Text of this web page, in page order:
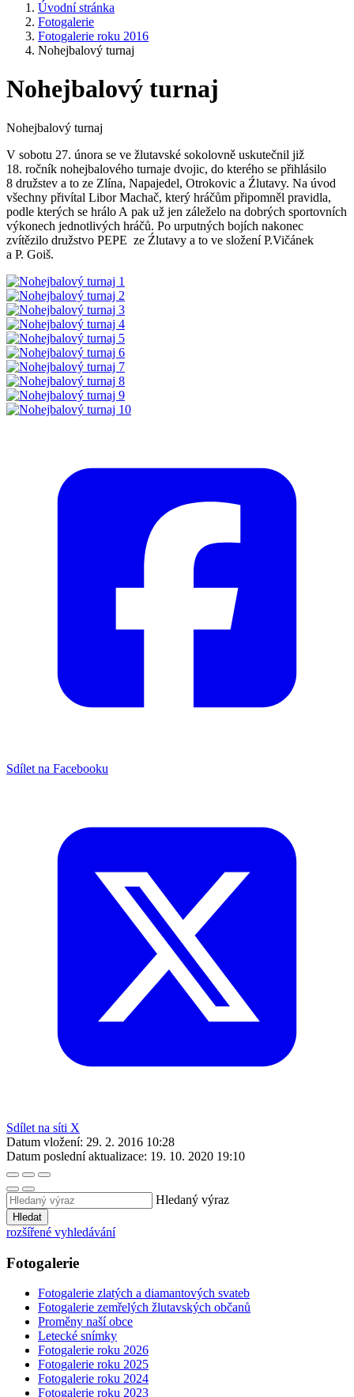
Úvodní stránka
Fotogalerie
Fotogalerie roku 2016
Nohejbalový turnaj
Nohejbalový turnaj
Nohejbalový turnaj
V sobotu 27. února se ve žlutavské sokolovně uskutečnil již
18. ročník nohejbalového turnaje dvojic, do kterého se přihlásilo
8 družstev a to ze Zlína, Napajedel, Otrokovic a Źlutavy. Na úvod
všechny přivítal Libor Machač, který hráčům připomněl pravidla,
podle kterých se hrálo A pak už jen záleželo na dobrých sportovních
výkonech jednotlivých hráčů. Po urputných bojích nakonec
zvítězilo družstvo PEPE ze Źlutavy a to ve složení P.Vičánek
a P. Goiš.
Sdílet na Facebooku
Sdílet na síti X
Datum vložení: 29. 2. 2016 10:28
Datum poslední aktualizace: 19. 10. 2020 19:10
Hledaný výraz
Hledat
rozšířené vyhledávání
Fotogalerie
Fotogalerie zlatých a diamantových svateb
Fotogalerie zemřelých žlutavských občanů
Proměny naší obce
Letecké snímky
Fotogalerie roku 2026
Fotogalerie roku 2025
Fotogalerie roku 2024
Fotogalerie roku 2023